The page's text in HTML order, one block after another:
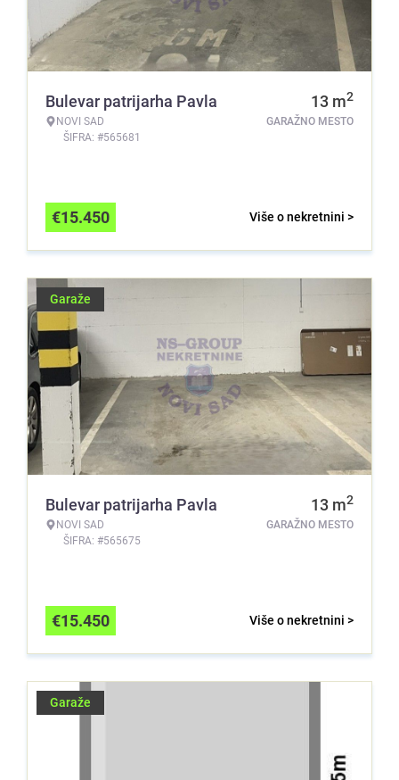
Bulevar patrijarha Pavla
NOVI SAD
ŠIFRA: #565681
13 m2
GARAŽNO MESTO
Više o nekretnini >
€15.450
Garaže
Bulevar patrijarha Pavla
NOVI SAD
ŠIFRA: #565675
13 m2
GARAŽNO MESTO
Više o nekretnini >
€15.450
Garaže